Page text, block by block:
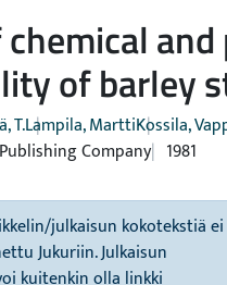
of barley
T.Lampila, MarttiKossila,
Company 1981
julkaisun kokotekstiä ei
Jukuriin. Julkaisun
kuitenkin olla linkki